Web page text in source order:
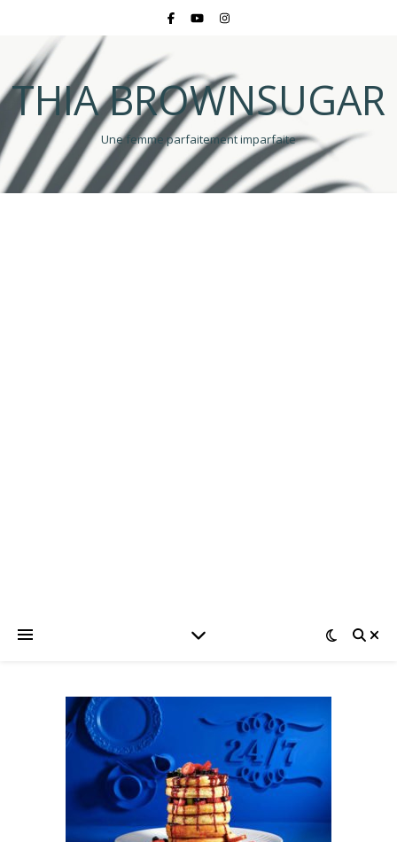
THIA BROWNSUGAR
Une femme parfaitement imparfaite